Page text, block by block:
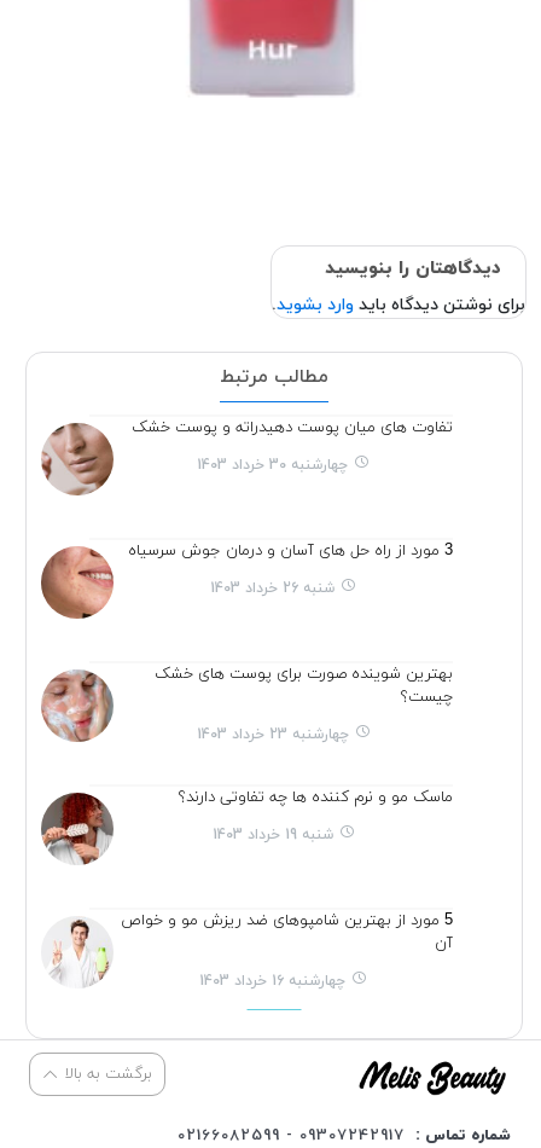
دیدگاهتان را بنویسید
برای نوشتن دیدگاه باید وارد بشوید.
مطالب مرتبط
تفاوت های میان پوست دهیدراته و پوست خشک
چهارشنبه 30 خرداد 1403
3 مورد از راه حل های آسان و درمان جوش سرسیاه
شنبه 26 خرداد 1403
بهترین شوینده صورت برای پوست های خشک
چیست؟
چهارشنبه 23 خرداد 1403
ماسک مو و نرم کننده ها چه تفاوتی دارند؟
شنبه 19 خرداد 1403
5 مورد از بهترین شامپوهای ضد ریزش مو و خواص
آن
چهارشنبه 16 خرداد 1403
برگشت به بالا
شماره تماس :
09307242917 - 02166082599